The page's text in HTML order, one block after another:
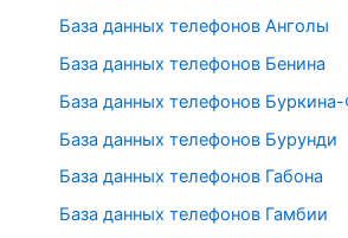
База данных телефонов Анголы
База данных телефонов Бенина
База данных телефонов
База данных телефонов Бурунди
База данных телефонов Габона
База данных телефонов Гамбии